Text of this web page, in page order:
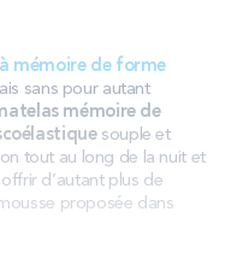
mémoire de forme
sans pour autant
mémoire de
souple et
tout au long de la nuit et
d’autant plus de
proposée dans